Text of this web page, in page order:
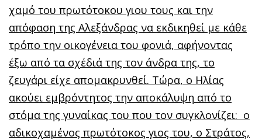
χαμό του πρωτότοκου γιου τους και την
απόφαση της Αλεξάνδρας να εκδικηθεί με κάθε
τρόπο την οικογένεια του φονιά, αφήνοντας
έξω από τα σχέδιά της τον άνδρα της, το
ζευγάρι είχε απομακρυνθεί. Τώρα, ο Ηλίας
ακούει εμβρόντητος την αποκάλυψη από το
στόμα της γυναίκας του που τον συγκλονίζει: ο
αδικοχαμένος πρωτότοκος γιος του, ο Στράτος,